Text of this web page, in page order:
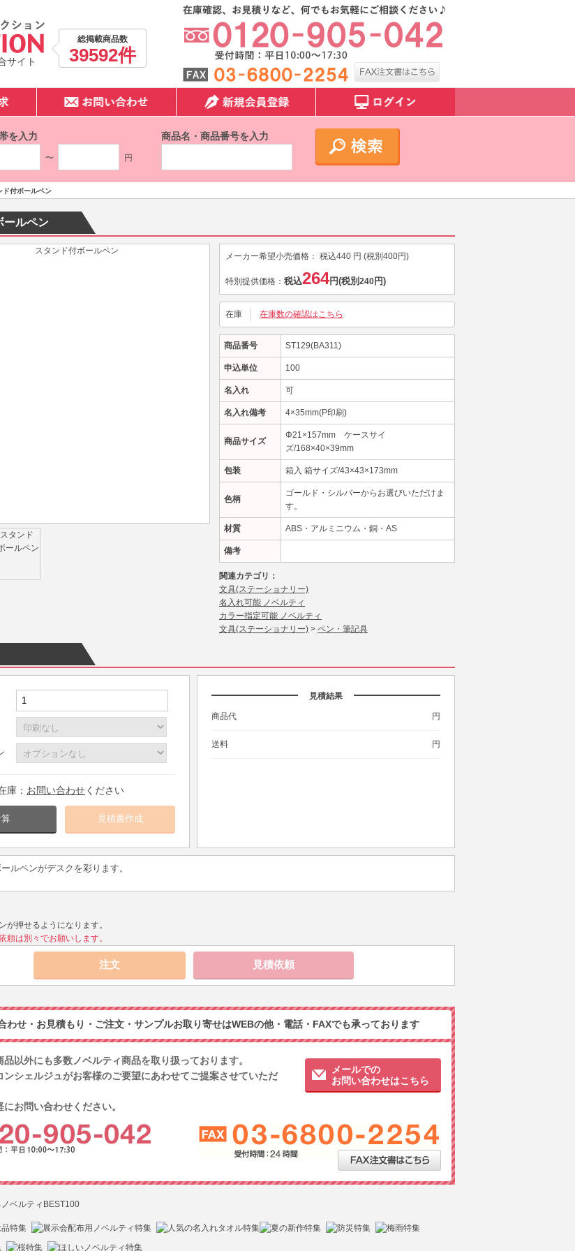
サイト
総掲載商品数
39592件
を入力
〜 円
商品名・商品番号を入力
ド付ボールペン
ールペン
メーカー希望小売価格： 税込440 円 (税別 400円)
特別提供価格： 税込264円(税別 240円)
在庫 在庫数の確認はこちら
商品番号 ST129(BA311)
申込単位 100
名入れ 可
名入れ備考 4×35mm(P印刷)
商品サイズ
Φ21×157mm ケースサイ
ズ/168×40×39mm
包装 箱入 箱サイズ/43×43×173mm
色柄
ゴールド・シルバーからお選びいただけま
す。
材質 ABS・アルミニウム・銅・AS
備考
関連カテゴリ：
文具(ステーショナリー)
名入れ可能 ノベルティ
カラー指定可能 ノベルティ
文具(ステーショナリー) > ペン・筆記具
庫： お問い合わせください
見積結果
商品代 円
送料 円
ルペンがデスクを彩ります。
が押せるようになります。
頼は別々でお願いします。
わせ・お見積もり・ご注文・サンプルお取り寄せはWEBの他・電話・FAXでも承っております
品以外にも多数ノベルティ商品を取り扱っております。
ンシェルジュがお客様のご要望にあわせてご提案させていただ
にお問い合わせください。
メールでの
お問い合わせはこちら